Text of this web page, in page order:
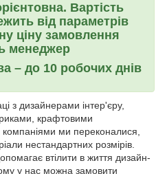
Вартість
від параметрів
ціну замовлення
менеджер
– до 10 робочих днів
з дизайнерами інтер'єру,
крафтовими
ми переконалися,
нестандартних розмірів.
втілити в життя дизайн-
у нас можна замовити